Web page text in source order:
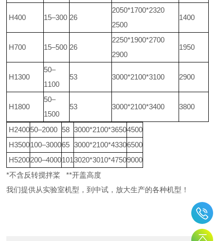
H400 15–300 26
2050*1700*2320
2500
1400
H700 15–500 26
2250*1900*2700
2900
1950
H1300
50–
1100
53 3000*2100*3100 2900
H1800
50–
1500
53 3000*2100*3400 3800
H240050–2000 58 3000*2100*36504500
H3500100–300065 3000*2100*43306500
H5200200–4000101 3020*3010*47509000
*不含反转搅拌桨 **开盖高度
我们提供从实验室机型，到中试，放大生产的各种机型！